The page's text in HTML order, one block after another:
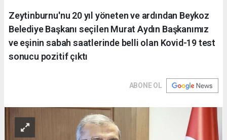
Zeytinburnu'nu 20 yıl yöneten ve ardından Beykoz
Belediye Başkanı seçilen Murat Aydın Başkanımız
ve eşinin sabah saatlerinde belli olan Kovid-19 test
sonucu pozitif çıktı
ABONE OL